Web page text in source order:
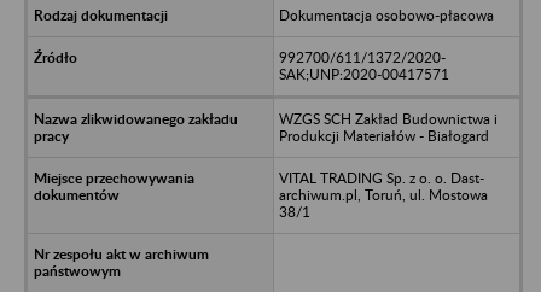
Dokumentacja osobowo-płacowa
992700/611/1372/2020-
SAK;UNP:2020-00417571
WZGS SCH Zakład Budownictwa i
Produkcji Materiałów - Białogard
VITAL TRADING Sp. z o. o. Dast-
archiwum.pl, Toruń, ul. Mostowa
38/1